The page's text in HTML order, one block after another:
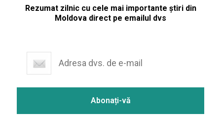
Rezumat zilnic cu cele mai importante știri din
Moldova direct pe emailul dvs